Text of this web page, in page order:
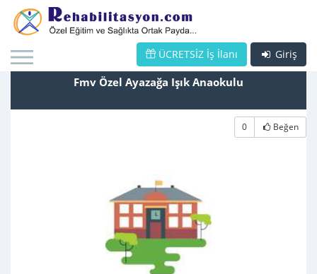
Giriş
ÜCRETSİZ İş İlanı
Fmv Özel Ayazağa Işık Anaokulu
0 Beğen